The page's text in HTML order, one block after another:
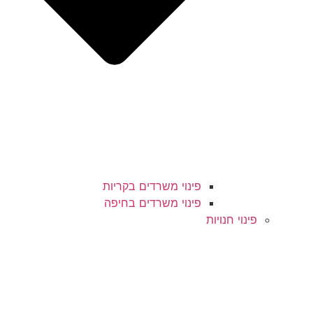
פינוי משרדים בקריות
פינוי משרדים בחיפה
פינוי חנויות